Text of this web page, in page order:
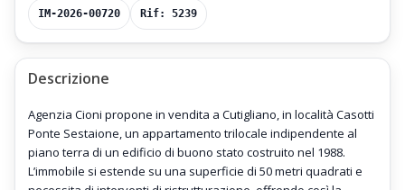
IM-2026-00720 Rif: 5239
Descrizione
Agenzia Cioni propone in vendita a Cutigliano, in località Casotti
Ponte Sestaione, un appartamento trilocale indipendente al
piano terra di un edificio di buono stato costruito nel 1988.
L’immobile si estende su una superficie di 50 metri quadrati e